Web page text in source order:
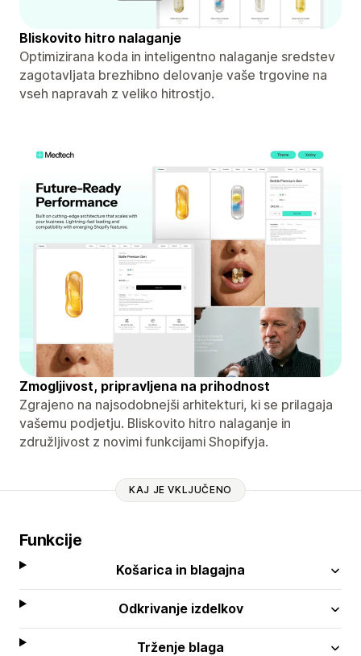
Bliskovito hitro nalaganje
Optimizirana koda in inteligentno nalaganje sredstev
zagotavljata brezhibno delovanje vaše trgovine na
vseh napravah z veliko hitrostjo.
Zmogljivost, pripravljena na prihodnost
Zgrajeno na najsodobnejši arhitekturi, ki se prilagaja
vašemu podjetju. Bliskovito hitro nalaganje in
združljivost z novimi funkcijami Shopifyja.
KAJ JE VKLJUČENO
Funkcije
Košarica in blagajna
Odkrivanje izdelkov
Trženje blaga